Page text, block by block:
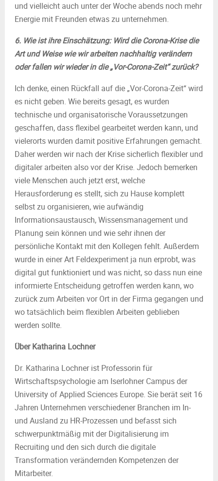
und vielleicht auch unter der Woche abends noch mehr
Energie mit Freunden etwas zu unternehmen.
6. Wie ist ihre Einschätzung: Wird die Corona-Krise die
Art und Weise wie wir arbeiten nachhaltig verändern
oder fallen wir wieder in die „Vor-Corona-Zeit“ zurück?
Ich denke, einen Rückfall auf die „Vor-Corona-Zeit“ wird
es nicht geben. Wie bereits gesagt, es wurden
technische und organisatorische Voraussetzungen
geschaffen, dass flexibel gearbeitet werden kann, und
vielerorts wurden damit positive Erfahrungen gemacht.
Daher werden wir nach der Krise sicherlich flexibler und
digitaler arbeiten also vor der Krise. Jedoch bemerken
viele Menschen auch jetzt erst, welche
Herausforderung es stellt, sich zu Hause komplett
selbst zu organisieren, wie aufwändig
Informationsaustausch, Wissensmanagement und
Planung sein können und wie sehr ihnen der
persönliche Kontakt mit den Kollegen fehlt. Außerdem
wurde in einer Art Feldexperiment ja nun erprobt, was
digital gut funktioniert und was nicht, so dass nun eine
informierte Entscheidung getroffen werden kann, wo
zurück zum Arbeiten vor Ort in der Firma gegangen und
wo tatsächlich beim flexiblen Arbeiten geblieben
werden sollte.
Über Katharina Lochner
Dr. Katharina Lochner ist Professorin für
Wirtschaftspsychologie am Iserlohner Campus der
University of Applied Sciences Europe. Sie berät seit 16
Jahren Unternehmen verschiedener Branchen im In-
und Ausland zu HR-Prozessen und befasst sich
schwerpunktmäßig mit der Digitalisierung im
Recruiting und den sich durch die digitale
Transformation verändernden Kompetenzen der
Mitarbeiter.